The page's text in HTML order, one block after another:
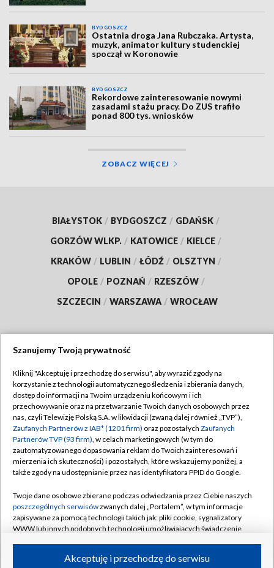
BYDGOSZCZ
Ostatnia droga Jana Rubczaka. Artysta,
muzyk, animator kultury studenckiej
spoczął w Koronowie
BYDGOSZCZ
Rekordowe zainteresowanie nowymi
zasadami stażu pracy. Do ZUS trafiło
ponad 800 tys. wniosków
ZOBACZ WIĘCEJ
BIAŁYSTOK / BYDGOSZCZ / GDAŃSK /
GORZÓW WLKP. / KATOWICE / KIELCE /
KRAKÓW / LUBLIN / ŁÓDŹ / OLSZTYN /
OPOLE / POZNAŃ / RZESZÓW /
SZCZECIN / WARSZAWA / WROCŁAW
TVP
Abonament TVP
Emisja w TVP
Centrum informacji TVP
Naziemna Telewizja Cyfrowa
Rada Programowa
System NOS
Informacje o nadawcy
Program dla prasy
Regulamin TVP
Polityka prywatności
Moje zgody
Pomoc
Kontakt
Kanały
Szanujemy Twoją prywatność
Kliknij "Akceptuję i przechodzę do serwisu", aby wyrazić zgody na
korzystanie z technologii automatycznego śledzenia i zbierania danych,
dostęp do informacji na Twoim urządzeniu końcowym i ich
przechowywanie oraz na przetwarzanie Twoich danych osobowych przez
nas, czyli Telewizję Polską S.A. w likwidacji (zwaną dalej również „TVP”),
Zaufanych Partnerów z IAB* (1201 firm) oraz pozostałych Zaufanych
Partnerów TVP (93 firm), w celach marketingowych (w tym do
zautomatyzowanego dopasowania reklam do Twoich zainteresowań i
mierzenia ich skuteczności) i pozostałych, które wskazujemy poniżej, a
także zgody na udostępnianie przez nas identyfikatora PPID do Google.
Twoje dane osobowe zbierane podczas odwiedzania przez Ciebie naszych
poszczególnych serwisówzwanych dalej „Portalem”, w tym informacje
zapisywane za pomocą technologii takich jak: pliki cookie, sygnalizatory
WWW lub innych podobnych technologii umożliwiających świadczenie
ruchu w Internecie.Akceptuję i przechodzę do serwisu